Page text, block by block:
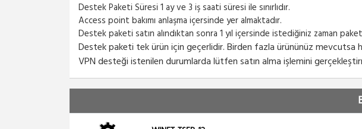
Destek Paketi Süresi 1 ay ve 3 iş saati süresi ile sınırlıdır.
Access point bakımı anlaşma içersinde yer almaktadır.
Destek paketi satın alındıktan sonra 1 yıl içersinde istediğiniz zaman
Destek paketi tek ürün için geçerlidir. Birden fazla ürününüz mevcutsa
VPN desteği istenilen durumlarda lütfen satın alma işlemini